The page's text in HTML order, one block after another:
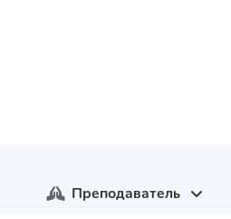
Преподаватель